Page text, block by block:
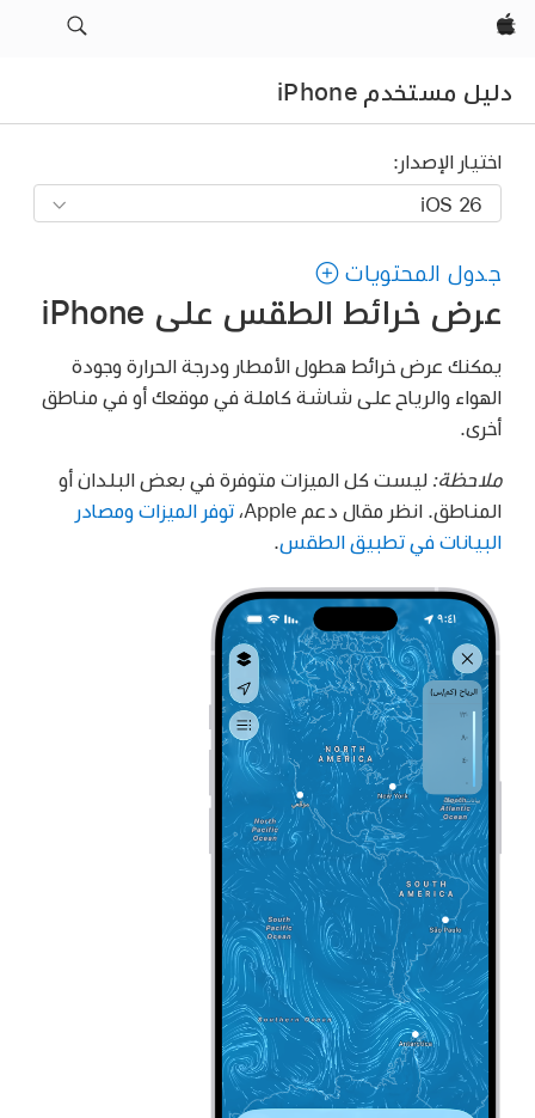
Apple‏
دليل مستخدم iPhone
اختيار الإصدار:
جدول المحتويات
عرض خرائط الطقس على iPhone
يمكنك عرض خرائط هطول الأمطار ودرجة الحرارة وجودة
الهواء والرياح على شاشة كاملة في موقعك أو في مناطق
أخرى.
ملاحظة: ليست كل الميزات متوفرة في بعض البلدان أو
المناطق. انظر مقال دعم Apple،
توفر الميزات ومصادر
البيانات في تطبيق الطقس